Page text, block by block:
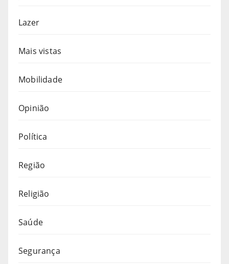
Lazer
Mais vistas
Mobilidade
Opinião
Política
Região
Religião
Saúde
Segurança